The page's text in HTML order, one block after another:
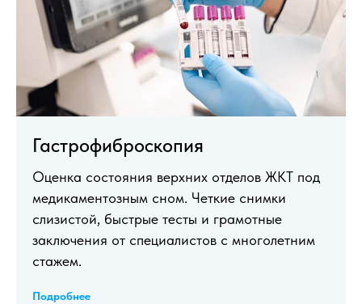
Гастрофиброскопия
Оценка состояния верхних отделов ЖКТ под
медикаментозным сном. Четкие снимки
слизистой, быстрые тесты и грамотные
заключения от специалистов с многолетним
стажем.
Подробнее